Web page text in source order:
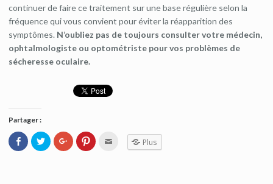
continuer de faire ce traitement sur une base régulière selon la
fréquence qui vous convient pour éviter la réapparition des
symptômes. N’oubliez pas de toujours consulter votre médecin,
ophtalmologiste ou optométriste pour vos problèmes de
sécheresse oculaire.
Partager :
Cliquez
pour
Cliquez
pour
Cliquez
pour
Cliquez
pour
Cliquez
pour Plus